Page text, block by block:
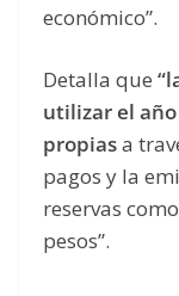
económico”.
Detalla que
utilizar el
propiasa
pagos y la
reservas
pesos”.